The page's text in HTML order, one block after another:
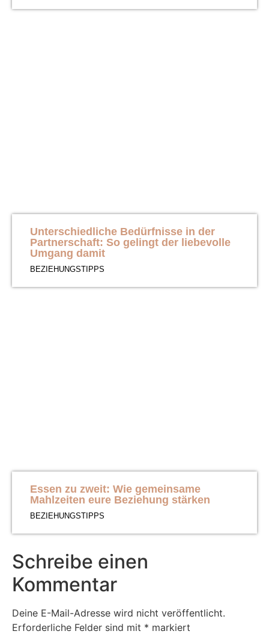
Unterschiedliche Bedürfnisse in der
Partnerschaft: So gelingt der liebevolle
Umgang damit
BEZIEHUNGSTIPPS
Essen zu zweit: Wie gemeinsame
Mahlzeiten eure Beziehung stärken
BEZIEHUNGSTIPPS
Schreibe einen
Kommentar
Deine E-Mail-Adresse wird nicht veröffentlicht.
Erforderliche Felder sind mit * markiert